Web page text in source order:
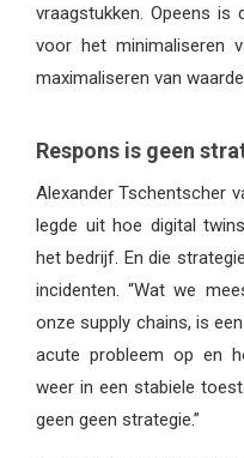
vraagstukken. Opeens is
voor het minimaliseren
maximaliseren van
Respons is geen
Alexander Tschentscher
legde uit hoe digital
het bedrijf. En die
incidenten. “Wat we
onze supply chains, is
acute probleem op en
weer in een stabiele
geen geen strategie.”